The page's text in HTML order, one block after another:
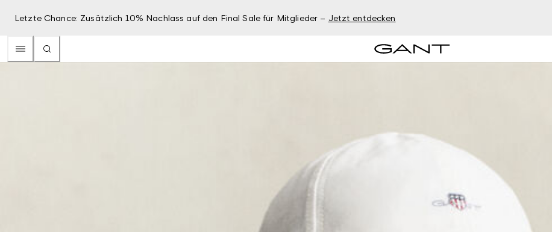
Letzte Chance: Zusätzlich 10% Nachlass auf den Final Sale für Mitglieder – Jetzt entdecken